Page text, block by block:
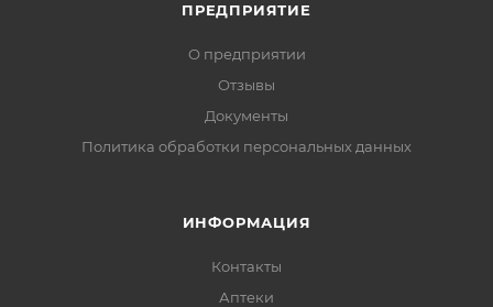
ПРЕДПРИЯТИЕ
О предприятии
Отзывы
Документы
Политика обработки персональных данных
ИНФОРМАЦИЯ
Контакты
Аптеки